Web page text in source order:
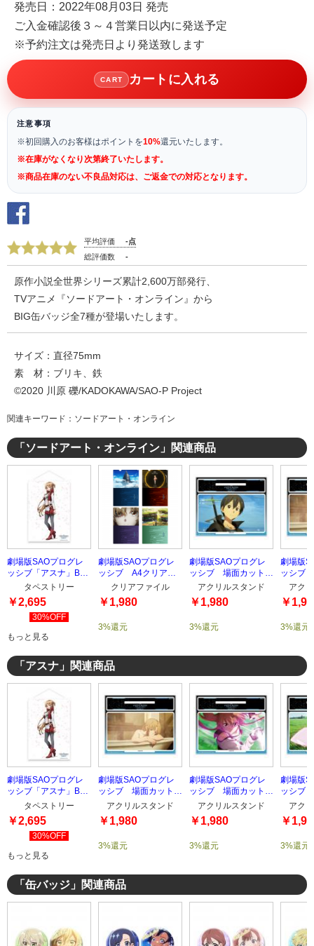
発売日：2022年08月03日 発売
ご入金確認後３～４営業日以内に発送予定
※予約注文は発売日より発送致します
CART カートに入れる
注意事項
※初回購入のお客様はポイントを10%還元いたします。
※在庫がなくなり次第終了いたします。
※商品在庫のない不良品対応は、ご返金での対応となります。
平均評価
-点
総評価数
-
原作小説全世界シリーズ累計2,600万部発行、
TVアニメ『ソードアート・オンライン』から
BIG缶バッジ全7種が登場いたします。
サイズ：直径75mm
素 材：ブリキ、鉄
©2020 川原 礫/KADOKAWA/SAO-P Project
関連キーワード：ソードアート・オンライン
「ソードアート・オンライン」関連商品
劇場版SAOプログレ
ッシブ「アスナ」B2
タペストリー
タペストリー
￥2,695
30%OFF
劇場版SAOプログレ
ッシブ A4クリアフ
ァイルセット（4枚セ
ット）
クリアファイル
￥1,980
3%還元
劇場版SAOプログレ
ッシブ 場面カットア
クリルスタンドTYPE-
4
アクリルスタンド
￥1,980
3%還元
劇場版
ッシブ
クリル
3
アク
￥
3%還元
もっと見る
「アスナ」関連商品
劇場版SAOプログレ
ッシブ「アスナ」B2
タペストリー
タペストリー
￥2,695
30%OFF
劇場版SAOプログレ
ッシブ 場面カットア
クリルスタンドTYPE-
アクリルスタンド
￥1,980
3%還元
劇場版SAOプログレ
ッシブ 場面カットア
クリルスタンドTYPE-
アクリルスタンド
￥1,980
3%還元
劇場版
ッシブ
クリル
アク
￥
3%還元
もっと見る
「缶バッジ」関連商品